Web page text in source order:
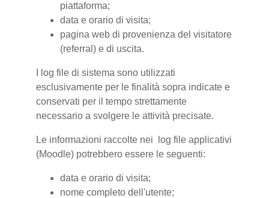
piattaforma;
data e orario di visita;
pagina web di provenienza del visitatore
(referral) e di uscita.
I log file di sistema sono utilizzati
esclusivamente per le finalità sopra indicate e
conservati per il tempo strettamente
necessario a svolgere le attività precisate.
Le informazioni raccolte nei log file applicativi
(Moodle) potrebbero essere le seguenti:
data e orario di visita;
nome completo dell'utente;